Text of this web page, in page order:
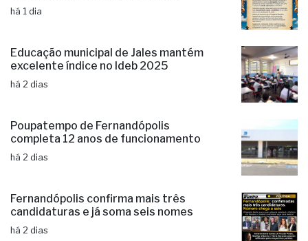
há 1 dia
Educação municipal de Jales mantém
excelente índice no Ideb 2025
há 2 dias
Poupatempo de Fernandópolis
completa 12 anos de funcionamento
há 2 dias
Fernandópolis confirma mais três
candidaturas e já soma seis nomes
há 2 dias